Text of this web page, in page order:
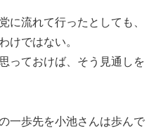
に流れて行ったとしても、
けではない。
っておけば、そう見通しを
一歩先を小池さんは歩んで